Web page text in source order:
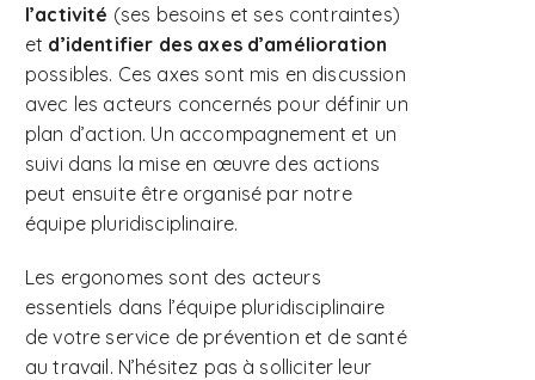
l’activité (ses besoins et ses contraintes)
et d’identifier des axes d’amélioration
possibles. Ces axes sont mis en discussion
avec les acteurs concernés pour définir un
plan d’action. Un accompagnement et un
suivi dans la mise en œuvre des actions
peut ensuite être organisé par notre
équipe pluridisciplinaire.
Les ergonomes sont des acteurs
essentiels dans l’équipe pluridisciplinaire
de votre service de prévention et de santé
au travail. N’hésitez pas à solliciter leur